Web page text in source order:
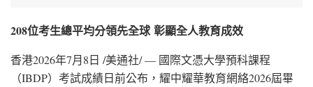
208位考生總平均分領先全球 彰顯全人教育成效
香港2026年7月8日 /美通社/ — 國際文憑大學預科課程
（IBDP）考試成績日前公布，耀中耀華教育網絡2026屆畢